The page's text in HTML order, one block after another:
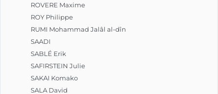
ROVERE Maxime
ROY Philippe
RUMI Mohammad Jalâl al-dîn
SAADI
SABLÉ Erik
SAFIRSTEIN Julie
SAKAI Komako
SALA David